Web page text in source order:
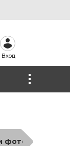
Вход
фото